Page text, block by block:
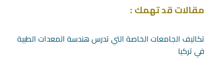
مقالات قد تهمك :
تكاليف الجامعات الخاصة التي تدرس هندسة المعدات الطبية
في تركيا